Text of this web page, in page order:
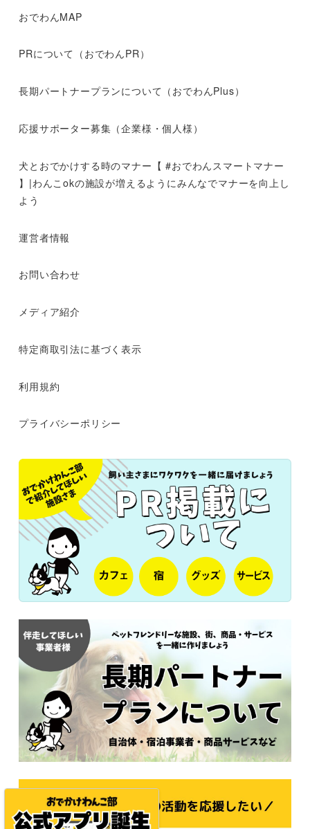
おでわんMAP
PRについて（おでわんPR）
長期パートナープランについて（おでわんPlus）
応援サポーター募集（企業様・個人様）
犬とおでかけする時のマナー【 #おでわんスマートマナー
】|わんこokの施設が増えるようにみんなでマナーを向上し
よう
運営者情報
お問い合わせ
メディア紹介
特定商取引法に基づく表示
利用規約
プライバシーポリシー